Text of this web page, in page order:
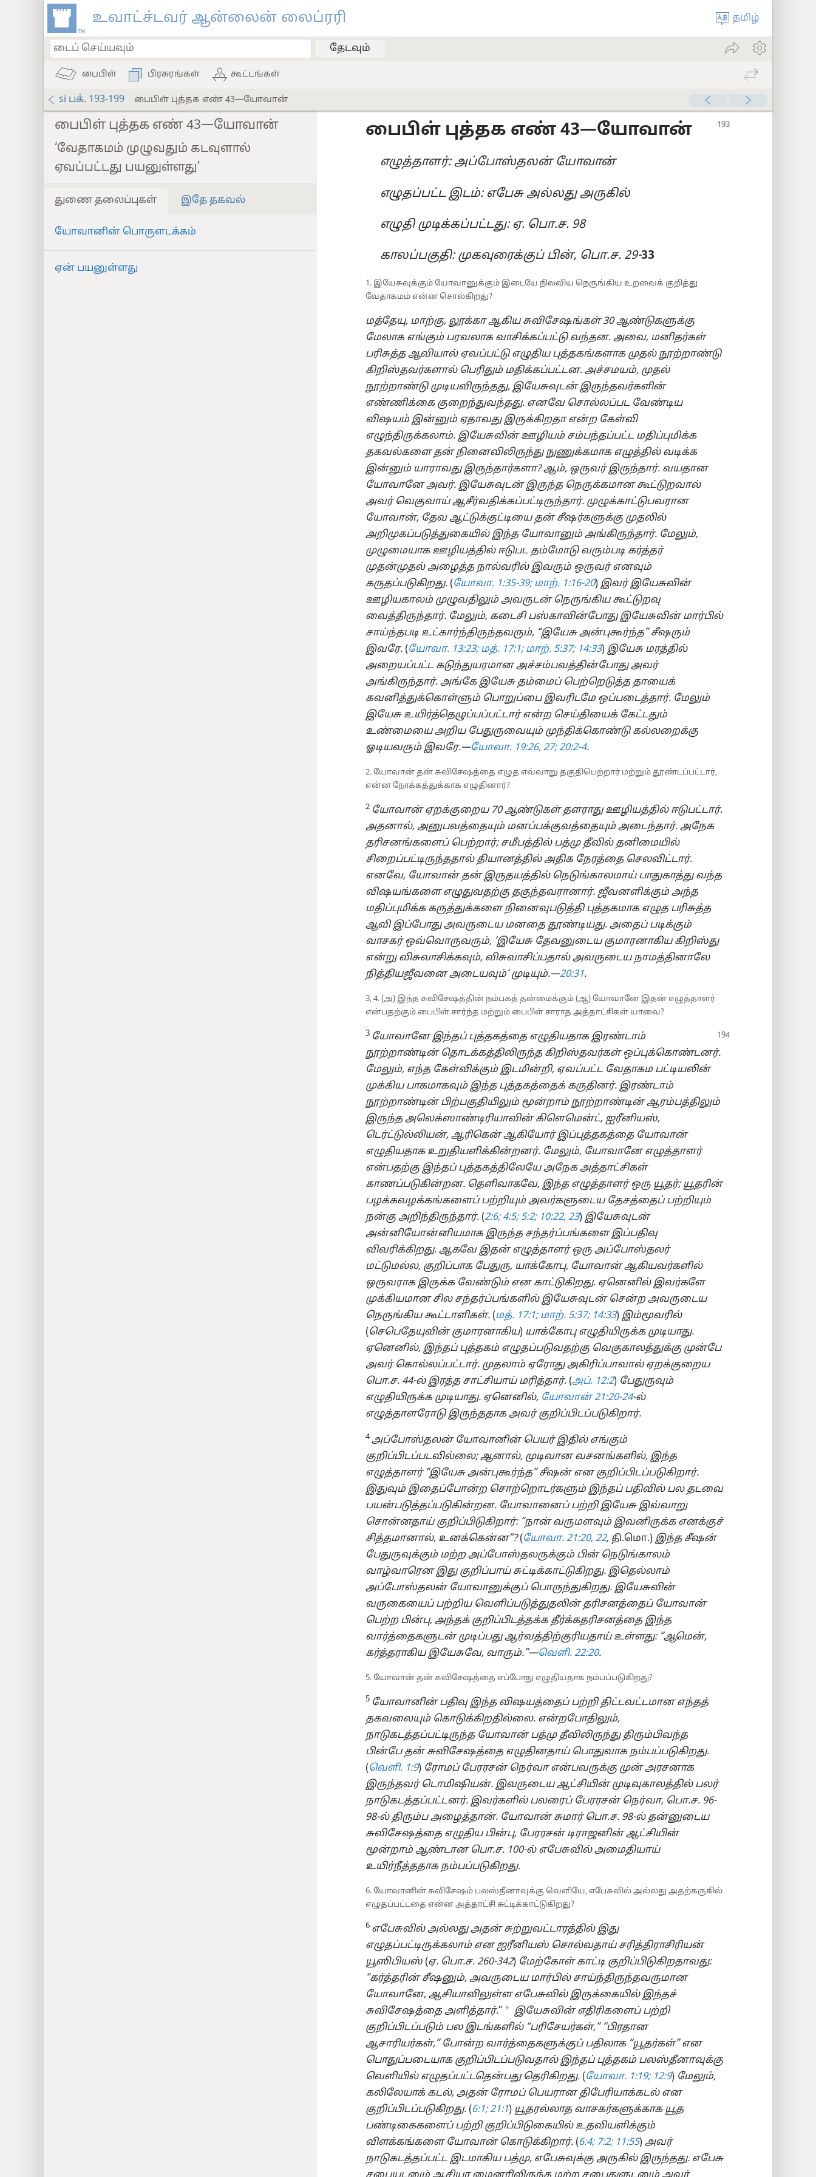
உவாட்ச்டவர் ஆன்லைன் லைப்ரரி தமிழ்
பைபிள் பிரசுரங்கள் கூட்டங்கள்
si பக். 193-199 பைபிள் புத்தக எண் 43—யோவான்
பைபிள் புத்தக எண் 43—யோவான்
‘வேதாகமம் முழுவதும் கடவுளால்
ஏவப்பட்டது பயனுள்ளது’
துணை தலைப்புகள் இதே தகவல்
யோவானின் பொருளடக்கம்
ஏன் பயனுள்ளது
பைபிள் புத்தக எண் 43—யோவான்
எழுத்தாளர்: அப்போஸ்தலன் யோவான்
எழுதப்பட்ட இடம்: எபேசு அல்லது அருகில்
எழுதி முடிக்கப்பட்டது: ஏ. பொ.ச. 98
காலப்பகுதி: முகவுரைக்குப் பின், பொ.ச. 29-33
1. இயேசுவுக்கும் யோவானுக்கும் இடையே நிலவிய நெருங்கிய உறவைக் குறித்து
வேதாகமம் என்ன சொல்கிறது?
மத்தேயு, மாற்கு, லூக்கா ஆகிய சுவிசேஷங்கள் 30 ஆண்டுகளுக்கு
மேலாக எங்கும் பரவலாக வாசிக்கப்பட்டு வந்தன. அவை, மனிதர்கள்
பரிசுத்த ஆவியால் ஏவப்பட்டு எழுதிய புத்தகங்களாக முதல் நூற்றாண்டு
கிறிஸ்தவர்களால் பெரிதும் மதிக்கப்பட்டன. அச்சமயம், முதல்
நூற்றாண்டு முடியவிருந்தது, இயேசுவுடன் இருந்தவர்களின்
எண்ணிக்கை குறைந்துவந்தது. எனவே சொல்லப்பட வேண்டிய
விஷயம் இன்னும் ஏதாவது இருக்கிறதா என்ற கேள்வி
எழுந்திருக்கலாம். இயேசுவின் ஊழியம் சம்பந்தப்பட்ட மதிப்புமிக்க
தகவல்களை தன் நினைவிலிருந்து நுணுக்கமாக எழுத்தில் வடிக்க
இன்னும் யாராவது இருந்தார்களா? ஆம், ஒருவர் இருந்தார். வயதான
யோவானே அவர். இயேசுவுடன் இருந்த நெருக்கமான கூட்டுறவால்
அவர் வெகுவாய் ஆசீர்வதிக்கப்பட்டிருந்தார். முழுக்காட்டுபவரான
யோவான், தேவ ஆட்டுக்குட்டியை தன் சீஷர்களுக்கு முதலில்
அறிமுகப்படுத்துகையில் இந்த யோவானும் அங்கிருந்தார். மேலும்,
முழுமையாக ஊழியத்தில் ஈடுபட தம்மோடு வரும்படி கர்த்தர்
முதன்முதல் அழைத்த நால்வரில் இவரும் ஒருவர் எனவும்
கருதப்படுகிறது. (யோவா. 1:35-39; மாற். 1:​16-20) இவர் இயேசுவின்
ஊழியகாலம் முழுவதிலும் அவருடன் நெருங்கிய கூட்டுறவு
வைத்திருந்தார். மேலும், கடைசி பஸ்காவின்போது இயேசுவின் மார்பில்
சாய்ந்தபடி உட்கார்ந்திருந்தவரும், “இயேசு அன்புகூர்ந்த” சீஷரும்
இவரே. (யோவா. 13:23; மத். 17:1; மாற். 5:37; 14:33) இயேசு மரத்தில்
அறையப்பட்ட கடுந்துயரமான அச்சம்பவத்தின்போது அவர்
அங்கிருந்தார். அங்கே இயேசு தம்மைப் பெற்றெடுத்த தாயைக்
கவனித்துக்கொள்ளும் பொறுப்பை இவரிடமே ஒப்படைத்தார். மேலும்
இயேசு உயிர்த்தெழுப்பப்பட்டார் என்ற செய்தியைக் கேட்டதும்
உண்மையை அறிய பேதுருவையும் முந்திக்கொண்டு கல்லறைக்கு
ஓடியவரும் இவரே.​—யோவா. 19:​26, 27; 20:​2-4.
2. யோவான் தன் சுவிசேஷத்தை எழுத எவ்வாறு தகுதிபெற்றார் மற்றும் தூண்டப்பட்டார்,
என்ன நோக்கத்துக்காக எழுதினார்?
2 யோவான் ஏறக்குறைய 70 ஆண்டுகள் தளராது ஊழியத்தில் ஈடுபட்டார்.
அதனால், அனுபவத்தையும் மனப்பக்குவத்தையும் அடைந்தார். அநேக
தரிசனங்களைப் பெற்றார்; சமீபத்தில் பத்மு தீவில் தனிமையில்
சிறைப்பட்டிருந்ததால் தியானத்தில் அதிக நேரத்தை செலவிட்டார்.
எனவே, யோவான் தன் இருதயத்தில் நெடுங்காலமாய் பாதுகாத்து வந்த
விஷயங்களை எழுதுவதற்கு தகுந்தவரானார். ஜீவனளிக்கும் அந்த
மதிப்புமிக்க கருத்துக்களை நினைவுபடுத்தி புத்தகமாக எழுத பரிசுத்த
ஆவி இப்போது அவருடைய மனதை தூண்டியது. அதைப் படிக்கும்
வாசகர் ஒவ்வொருவரும், ‘இயேசு தேவனுடைய குமாரனாகிய கிறிஸ்து
என்று விசுவாசிக்கவும், விசுவாசிப்பதால் அவருடைய நாமத்தினாலே
நித்தியஜீவனை அடையவும்’ முடியும்.​—20:⁠31.
3, 4. (அ) இந்த சுவிசேஷத்தின் நம்பகத் தன்மைக்கும் (ஆ) யோவானே இதன் எழுத்தாளர்
என்பதற்கும் பைபிள் சார்ந்த மற்றும் பைபிள் சாராத அத்தாட்சிகள் யாவை?
3 யோவானே இந்தப் புத்தகத்தை எழுதியதாக இரண்டாம்
நூற்றாண்டின் தொடக்கத்திலிருந்த கிறிஸ்தவர்கள் ஒப்புக்கொண்டனர்.
மேலும், எந்த கேள்விக்கும் இடமின்றி, ஏவப்பட்ட வேதாகம பட்டியலின்
முக்கிய பாகமாகவும் இந்த புத்தகத்தைக் கருதினர். இரண்டாம்
நூற்றாண்டின் பிற்பகுதியிலும் மூன்றாம் நூற்றாண்டின் ஆரம்பத்திலும்
இருந்த அலெக்ஸாண்டிரியாவின் கிளெமென்ட், ஐரீனியஸ்,
டெர்ட்டுல்லியன், ஆரிகென் ஆகியோர் இப்புத்தகத்தை யோவான்
எழுதியதாக உறுதியளிக்கின்றனர். மேலும், யோவானே எழுத்தாளர்
என்பதற்கு இந்தப் புத்தகத்திலேயே அநேக அத்தாட்சிகள்
காணப்படுகின்றன. தெளிவாகவே, இந்த எழுத்தாளர் ஒரு யூதர்; யூதரின்
பழக்கவழக்கங்களைப் பற்றியும் அவர்களுடைய தேசத்தைப் பற்றியும்
நன்கு அறிந்திருந்தார். (2:6; 4:5; 5:2; 10:​22, 23) இயேசுவுடன்
அன்னியோன்னியமாக இருந்த சந்தர்ப்பங்களை இப்பதிவு
விவரிக்கிறது. ஆகவே இதன் எழுத்தாளர் ஒரு அப்போஸ்தலர்
மட்டுமல்ல, குறிப்பாக பேதுரு, யாக்கோபு, யோவான் ஆகியவர்களில்
ஒருவராக இருக்க வேண்டும் என காட்டுகிறது. ஏனெனில் இவர்களே
முக்கியமான சில சந்தர்ப்பங்களில் இயேசுவுடன் சென்ற அவருடைய
நெருங்கிய கூட்டாளிகள். (மத். 17:1; மாற். 5:37; 14:33) இம்மூவரில்
(செபெதேயுவின் குமாரனாகிய) யாக்கோபு எழுதியிருக்க முடியாது.
ஏனெனில், இந்தப் புத்தகம் எழுதப்படுவதற்கு வெகுகாலத்துக்கு முன்பே
அவர் கொல்லப்பட்டார். முதலாம் ஏரோது அகிரிப்பாவால் ஏறக்குறைய
பொ.ச. 44-⁠ல் இரத்த சாட்சியாய் மரித்தார். (அப். 12:2) பேதுருவும்
எழுதியிருக்க முடியாது. ஏனெனில், யோவான் 21:​20-24-⁠ல்
எழுத்தாளரோடு இருந்ததாக அவர் குறிப்பிடப்படுகிறார்.
4அப்போஸ்தலன் யோவானின் பெயர் இதில் எங்கும்
குறிப்பிடப்படவில்லை; ஆனால், முடிவான வசனங்களில், இந்த
எழுத்தாளர் “இயேசு அன்புகூர்ந்த” சீஷன் என குறிப்பிடப்படுகிறார்.
இதுவும் இதைப்போன்ற சொற்றொடர்களும் இந்தப் பதிவில் பல தடவை
பயன்படுத்தப்படுகின்றன. யோவானைப் பற்றி இயேசு இவ்வாறு
சொன்னதாய் குறிப்பிடுகிறார்: “நான் வருமளவும் இவனிருக்க எனக்குச்
சித்தமானால், உனக்கென்ன”?(யோவா. 21:​20, 22, தி.மொ.) இந்த சீஷன்
பேதுருவுக்கும் மற்ற அப்போஸ்தலருக்கும் பின் நெடுங்காலம்
வாழ்வாரென இது குறிப்பாய் சுட்டிக்காட்டுகிறது. இதெல்லாம்
அப்போஸ்தலன் யோவானுக்குப் பொருந்துகிறது. இயேசுவின்
வருகையைப் பற்றிய வெளிப்படுத்துதலின் தரிசனத்தைப் யோவான்
பெற்ற பின்பு, அந்தக் குறிப்பிடத்தக்க தீர்க்கதரிசனத்தை இந்த
வார்த்தைகளுடன் முடிப்பது ஆர்வத்திற்குரியதாய் உள்ளது: “ஆமென்,
கர்த்தராகிய இயேசுவே, வாரும்.”​—வெளி. 22:⁠20.
5. யோவான் தன் சுவிசேஷத்தை எப்போது எழுதியதாக நம்பப்படுகிறது?
5 யோவானின் பதிவு இந்த விஷயத்தைப் பற்றி திட்டவட்டமான எந்தத்
தகவலையும் கொடுக்கிறதில்லை. என்றபோதிலும்,
நாடுகடத்தப்பட்டிருந்த யோவான் பத்மு தீவிலிருந்து திரும்பிவந்த
பின்பே தன் சுவிசேஷத்தை எழுதினதாய் பொதுவாக நம்பப்படுகிறது.
(வெளி. 1:9) ரோமப் பேரரசன் நெர்வா என்பவருக்கு முன் அரசனாக
இருந்தவர் டொமிஷியன். இவருடைய ஆட்சியின் முடிவுகாலத்தில் பலர்
நாடுகடத்தப்பட்டனர். இவர்களில் பலரைப் பேரரசன் நெர்வா, பொ.ச. 96-
98-⁠ல் திரும்ப அழைத்தான். யோவான் சுமார் பொ.ச. 98-⁠ல் தன்னுடைய
சுவிசேஷத்தை எழுதிய பின்பு, பேரரசன் டிராஜனின் ஆட்சியின்
மூன்றாம் ஆண்டான பொ.ச. 100-⁠ல் எபேசுவில் அமைதியாய்
உயிர்நீத்ததாக நம்பப்படுகிறது.
6. யோவானின் சுவிசேஷம் பலஸ்தீனாவுக்கு வெளியே, எபேசுவில் அல்லது அதற்கருகில்
எழுதப்பட்டதை என்ன அத்தாட்சி சுட்டிக்காட்டுகிறது?
6 எபேசுவில் அல்லது அதன் சுற்றுவட்டாரத்தில் இது
எழுதப்பட்டிருக்கலாம் என ஐரீனியஸ் சொல்வதாய் சரித்திராசிரியன்
யூஸிபியஸ் (ஏ. பொ.ச. 260-342) மேற்கோள் காட்டி குறிப்பிடுகிறதாவது:
“கர்த்தரின் சீஷனும், அவருடைய மார்பில் சாய்ந்திருந்தவருமான
யோவானே, ஆசியாவிலுள்ள எபேசுவில் இருக்கையில் இந்தச்
சுவிசேஷத்தை அளித்தார்.” a இயேசுவின் எதிரிகளைப் பற்றி
குறிப்பிடப்படும் பல இடங்களில் “பரிசேயர்கள்,” “பிரதான
ஆசாரியர்கள்,” போன்ற வார்த்தைகளுக்குப் பதிலாக “யூதர்கள்” என
பொதுப்படையாக குறிப்பிடப்படுவதால் இந்தப் புத்தகம் பலஸ்தீனாவுக்கு
வெளியில் எழுதப்பட்டதென்பது தெரிகிறது. (யோவா. 1:19; 12:9) மேலும்,
கலிலேயாக் கடல், அதன் ரோமப் பெயரான திபேரியாக்கடல் என
குறிப்பிடப்படுகிறது. (6:1; 21:1) யூதரல்லாத வாசகர்களுக்காக யூத
பண்டிகைகளைப் பற்றி குறிப்பிடுகையில் உதவியளிக்கும்
விளக்கங்களை யோவான் கொடுக்கிறார். (6:4; 7:2; 11:55) அவர்
நாடுகடத்தப்பட்ட இடமாகிய பத்மு, எபேசுவுக்கு அருகில் இருந்தது. எபேசு